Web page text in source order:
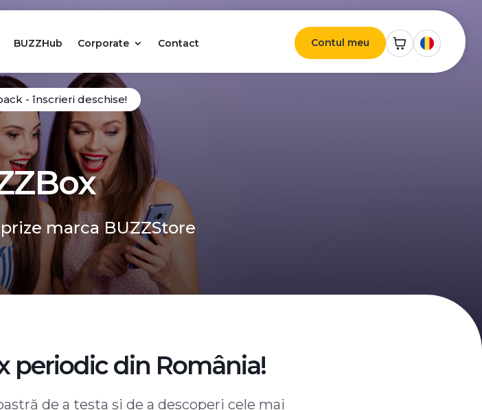
BUZZHub Corporate Contact Contul meu
- înscrieri deschise!
marca BUZZStore
periodic din România!
de a testa și de a descoperi cele mai